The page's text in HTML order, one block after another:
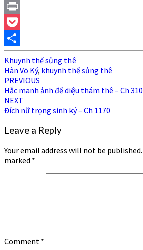
Link
Email
Print
Pocket
Share
Khuynh thế sủng thê
Hàn Võ Ký, khuynh thế sủng thê
Post
navigation
PREVIOUS
Hắc manh ảnh đế diệu thám thê – Ch 310
NEXT
Đích nữ trọng sinh ký – Ch 1170
Leave a Reply
Your email address will not be published.
marked *
Comment *